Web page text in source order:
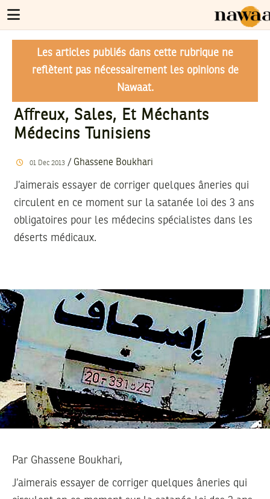
Les articles publiés dans cette rubrique ne
reflètent pas nécessairement les opinions de
Nawaat.
Affreux, Sales, Et Méchants
Médecins Tunisiens
01 Dec 2013/ Ghassene Boukhari
J’aimerais essayer de corriger quelques âneries qui
circulent en ce moment sur la satanée loi des 3 ans
obligatoires pour les médecins spécialistes dans les
déserts médicaux.
Par Ghassene Boukhari,
J’aimerais essayer de corriger quelques âneries qui